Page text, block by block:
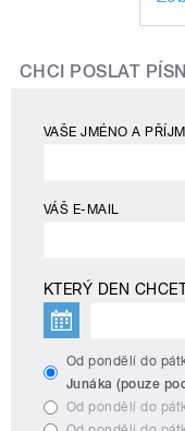
CHCI POSLAT
VAŠE JMÉNO A
VÁŠ E-MAIL
KTERÝ DEN
Od pondělí do
Junáka (pouze
Od pondělí do